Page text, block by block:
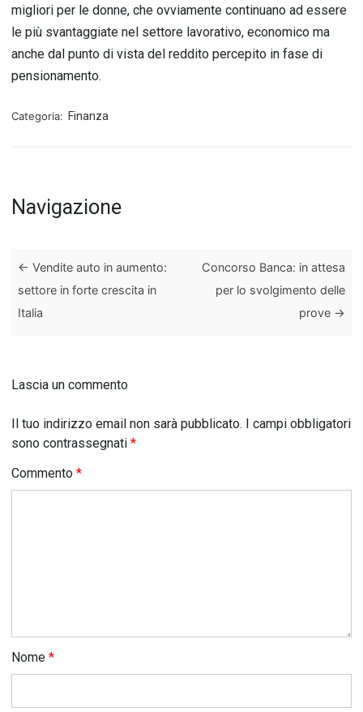
migliori per le donne, che ovviamente continuano ad essere
le più svantaggiate nel settore lavorativo, economico ma
anche dal punto di vista del reddito percepito in fase di
pensionamento.
Categoria: Finanza
Navigazione
← Vendite auto in aumento:
settore in forte crescita in
Italia
Concorso Banca: in attesa
per lo svolgimento delle
prove →
Lascia un commento
Il tuo indirizzo email non sarà pubblicato. I campi obbligatori
sono contrassegnati *
Commento *
Nome *